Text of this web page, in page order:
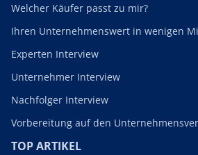
Welcher Käufer passt zu mir?
Ihren Unternehmenswert in wenigen
Experten Interview
Unternehmer Interview
Nachfolger Interview
Vorbereitung auf den
TOP ARTIKEL